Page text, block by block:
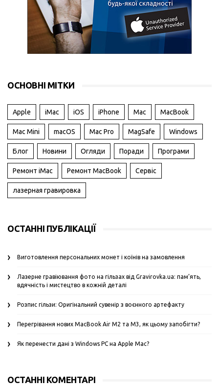
ОСНОВНІ МІТКИ
Apple iMac iOS iPhone Mac MacBook
Mac Mini macOS Mac Pro MagSafe Windows
Блог Новини Огляди Поради Програми
Ремонт iMac Ремонт MacBook Сервіс
лазерная гравировка
ОСТАННІ ПУБЛІКАЦІЇ
Виготовлення персональних монет і коїнів на замовлення
Лазерне гравіювання фото на гільзах від Gravirovka.ua: пам’ять,
вдячність і мистецтво в кожній деталі
Розпис гільзи: Оригінальний сувенір з воєнного артефакту
Перегрівання нових MacBook Air M2 та M3, як цьому запобігти?
Як перенести дані з Windows PC на Apple Mac?
ОСТАННІ КОМЕНТАРІ